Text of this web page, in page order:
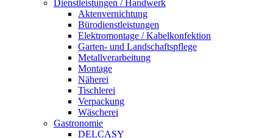
Dienstleistungen / Handwerk
Aktenvernichtung
Bürodienstleistungen
Elektromontage / Kabelkonfektion
Garten- und Landschaftspflege
Metallverarbeitung
Montage
Näherei
Tischlerei
Verpackung
Wäscherei
Gastronomie
DELCASY